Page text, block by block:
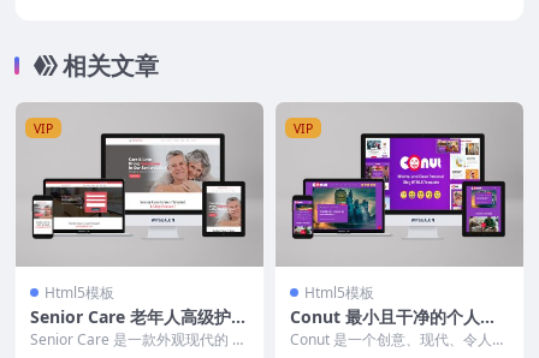
相关文章
VIP
Html5模板
Senior Care 老年人高级护理
服务 HTML5 模板
Senior Care 是一款外观现代的 H
VIP
Html5模板
Conut 最小且干净的个人博
客 HTML5 模板
Conut 是一个创意、现代、令人惊